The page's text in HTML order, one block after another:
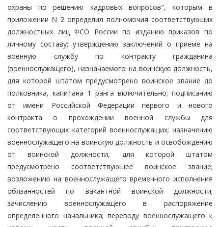
охраны по решению кадровых вопросов", которым в
приложении N 2 определил полномочия соответствующих
должностных лиц ФСО России по изданию приказов по
личному составу; утверждению заключений о приеме на
военную службу по контракту гражданина
(военнослужащего), назначаемого на воинскую должность,
для которой штатом предусмотрено воинское звание до
полковника, капитана 1 ранга включительно; подписанию
от имени Российской Федерации первого и нового
контракта о прохождении военной службы для
соответствующих категорий военнослужащих; назначению
военнослужащего на воинскую должность и освобождению
от воинской должности, для которой штатом
предусмотрено соответствующее воинское звание;
возложению на военнослужащего временного исполнения
обязанностей по вакантной воинской должности;
зачислению военнослужащего в распоряжение
определенного начальника; переводу военнослужащего к